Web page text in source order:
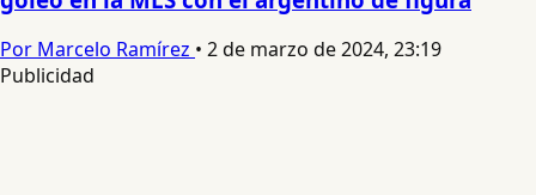
Por Marcelo Ramírez • 2 de marzo de 2024, 23:19
Publicidad